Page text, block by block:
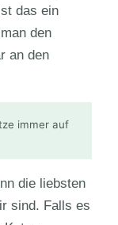
das ein
den
an den
immer auf
die liebsten
sind. Falls es